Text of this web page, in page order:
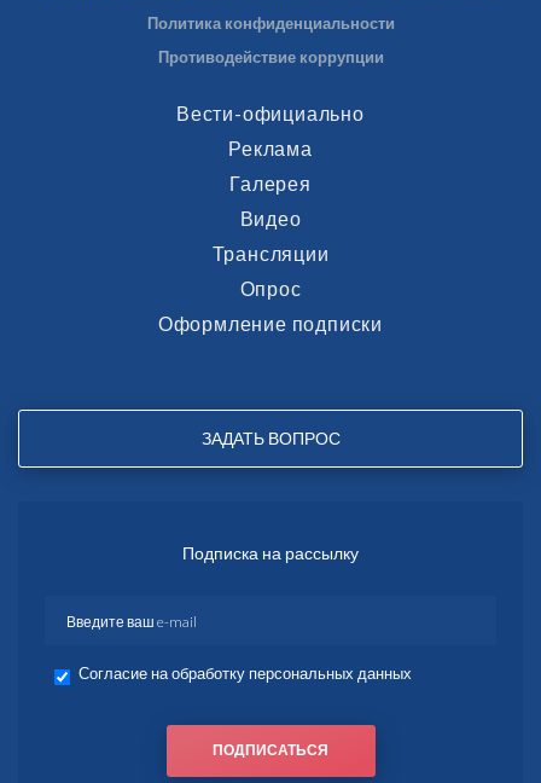
Политика конфиденциальности
Противодействие коррупции
Вести-официально
Реклама
Галерея
Видео
Трансляции
Опрос
Оформление подписки
ЗАДАТЬ ВОПРОС
Подписка на рассылку
Согласие на обработку персональных данных
ПОДПИСАТЬСЯ